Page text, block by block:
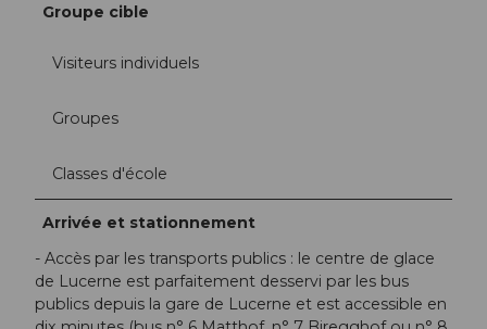
Groupe cible
Visiteurs individuels
Groupes
Classes d'école
Arrivée et stationnement
- Accès par les transports publics : le centre de glace
de Lucerne est parfaitement desservi par les bus
publics depuis la gare de Lucerne et est accessible en